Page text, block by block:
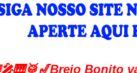
Bonito